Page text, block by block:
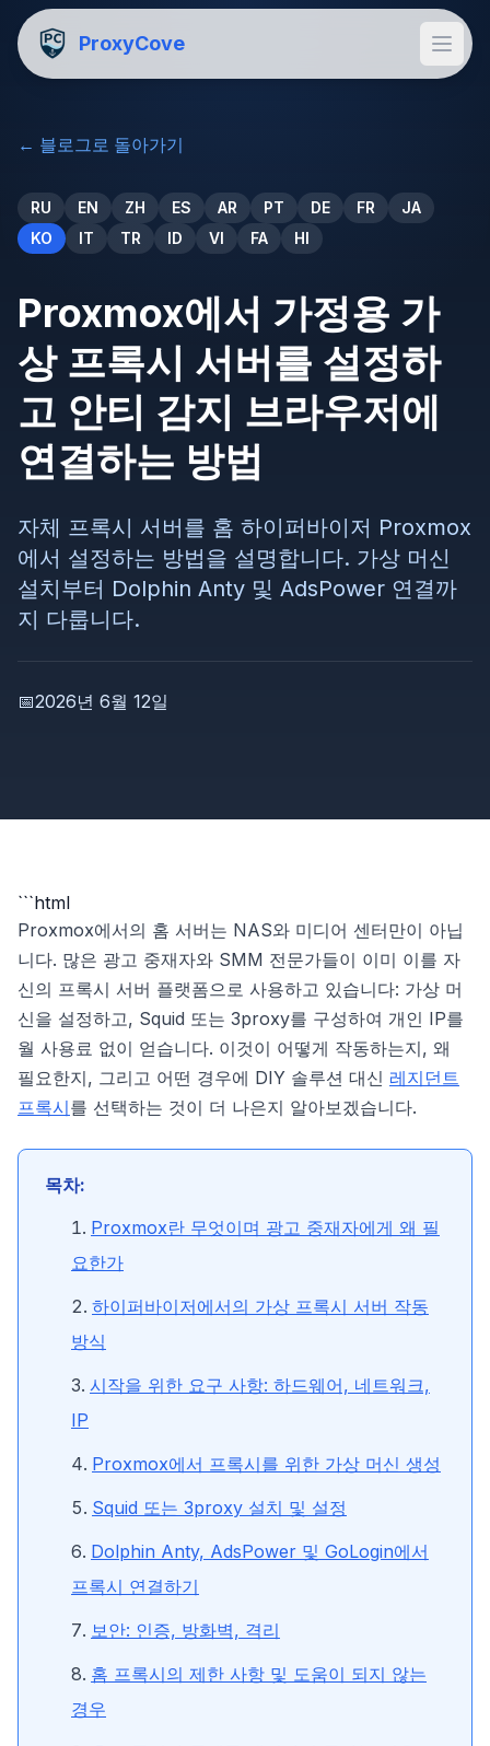
ProxyCove
← 블로그로 돌아가기
RU EN ZH ES AR PT DE FR
JA
KO
IT TR ID VI FA HI
Proxmox에서 가정용 가
상 프록시 서버를 설정하
고 안티 감지 브라우저에
연결하는 방법
자체 프록시 서버를 홈 하이퍼바이저 Proxmox
에서 설정하는 방법을 설명합니다. 가상 머신
설치부터 Dolphin Anty 및 AdsPower 연결까
지 다룹니다.
📅2026년 6월 12일
```html
Proxmox에서의 홈 서버는 NAS와 미디어 센터만이 아닙
니다. 많은 광고 중재자와 SMM 전문가들이 이미 이를 자
신의 프록시 서버 플랫폼으로 사용하고 있습니다: 가상 머
신을 설정하고, Squid 또는 3proxy를 구성하여 개인 IP를
월 사용료 없이 얻습니다. 이것이 어떻게 작동하는지, 왜
필요한지, 그리고 어떤 경우에 DIY 솔루션 대신 레지던트
프록시를 선택하는 것이 더 나은지 알아보겠습니다.
목차:
Proxmox란 무엇이며 광고 중재자에게 왜 필
요한가
하이퍼바이저에서의 가상 프록시 서버 작동
방식
시작을 위한 요구 사항: 하드웨어, 네트워크,
IP
Proxmox에서 프록시를 위한 가상 머신 생성
Squid 또는 3proxy 설치 및 설정
Dolphin Anty, AdsPower 및 GoLogin에서
프록시 연결하기
보안: 인증, 방화벽, 격리
홈 프록시의 제한 사항 및 도움이 되지 않는
경우